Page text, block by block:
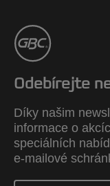
Odebírejte
Díky našim
informace o
speciálních
e-mailové